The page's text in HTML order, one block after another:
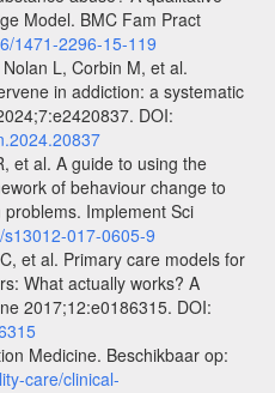
Model. BMC Fam Pract
1471-2296-15-119
L, Corbin M, et al.
in addiction: a systematic
DOI:
et al. A guide to using the
of behaviour change to
Implement Sci
s13012-017-0605-9
et al. Primary care models for
What actually works? A
2017;12:e0186315. DOI:
Medicine. Beschikbaar op:
care/clinical-